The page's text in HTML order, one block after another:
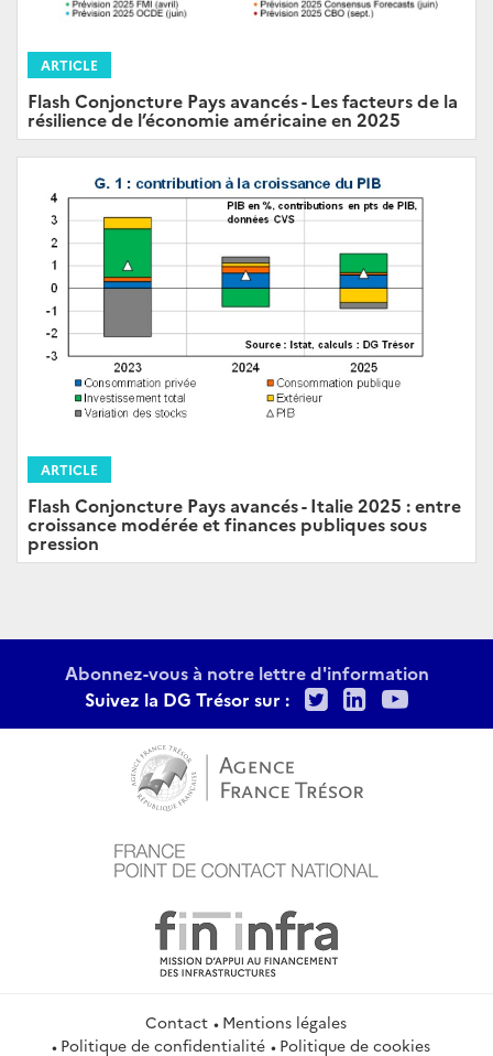
ARTICLE
Flash Conjoncture Pays avancés - Les facteurs de la
résilience de l’économie américaine en 2025
ARTICLE
Flash Conjoncture Pays avancés - Italie 2025 : entre
croissance modérée et finances publiques sous
pression
Abonnez-vous à notre lettre d'information
Suivez la DG Trésor sur :
TwitterLinkedIn
Contact
Mentions légales
Politique de confidentialité
Politique de cookies